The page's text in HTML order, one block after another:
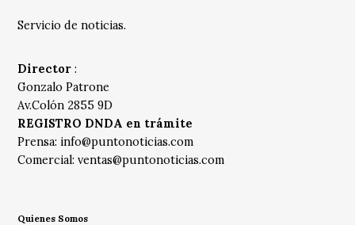
Servicio de noticias.
Director :
Gonzalo Patrone
Av.Colón 2855 9D
REGISTRO DNDA en trámite
Prensa: info@puntonoticias.com
Comercial:ventas@puntonoticias.com
Quienes Somos